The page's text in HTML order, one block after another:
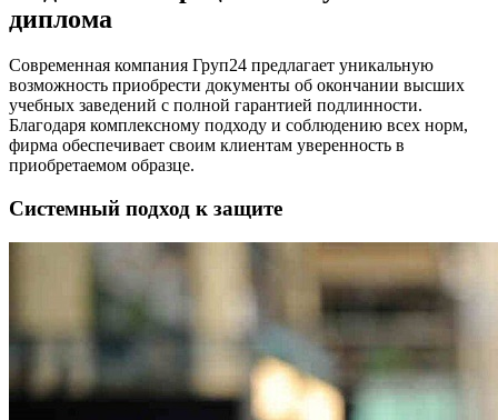
диплома
Современная компания Груп24 предлагает уникальную
возможность приобрести документы об окончании высших
учебных заведений с полной гарантией подлинности.
Благодаря комплексному подходу и соблюдению всех норм,
фирма обеспечивает своим клиентам уверенность в
приобретаемом образце.
Системный подход к защите